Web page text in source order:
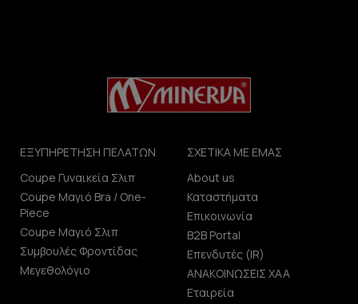
ΕΞΥΠΗΡΕΤΗΣΗ ΠΕΛΑΤΩΝ
Coupe Γυναικεία Σλιπ
Coupe Μαγιό Bra / One-
Piece
Coupe Μαγιό Σλιπ
Συμβουλές Φροντίδας
Μεγεθολόγιο
ΣΧΕΤΙΚΑ ΜΕ ΕΜΑΣ
About us
Καταστήματα
Επικοινωνία
B2B Portal
Επενδυτές (IR)
ΑΝΑΚΟΙΝΩΣΕΙΣ ΧΑΑ
Εταιρεία